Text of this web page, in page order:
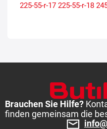
225-55-r-17 225-55-r-18
Brauchen Sie Hilfe?
finden gemeinsam die